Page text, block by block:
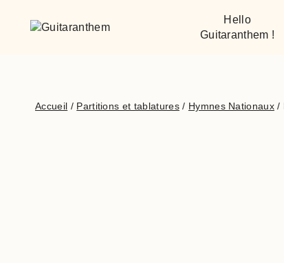
Hello
Guitaranthem !
Accueil / Partitions et tablatures / Hymnes Nationaux /